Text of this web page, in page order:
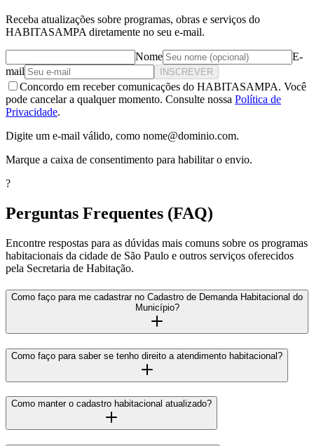
Receba atualizações sobre programas, obras e serviços do
HABITASAMPA diretamente no seu e-mail.
Nome
E-
mail
INSCREVER
Concordo em receber comunicações do HABITASAMPA. Você
pode cancelar a qualquer momento. Consulte nossa Política de
Privacidade.
Digite um e-mail válido, como nome@dominio.com.
Marque a caixa de consentimento para habilitar o envio.
?
Perguntas Frequentes (FAQ)
Encontre respostas para as dúvidas mais comuns sobre os programas
habitacionais da cidade de São Paulo e outros serviços oferecidos
pela Secretaria de Habitação.
Como faço para me cadastrar no Cadastro de Demanda Habitacional do
Município?
Como faço para saber se tenho direito a atendimento habitacional?
Como manter o cadastro habitacional atualizado?